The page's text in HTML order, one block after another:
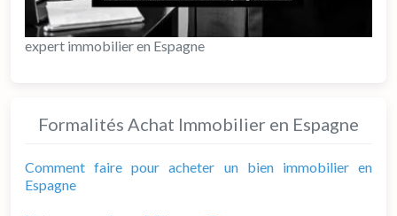
expert immobilier en Espagne
Formalités Achat Immobilier en Espagne
Comment faire pour acheter un bien immobilier en
Espagne